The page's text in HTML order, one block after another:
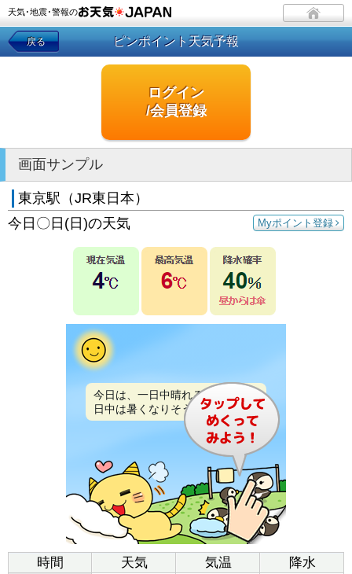
天気･地震･警報の
戻る ピンポイント天気予報
ログイン
/会員登録
画面サンプル
東京駅（JR東日本）
Myポイント登録
今日〇日(日)の天気
今日は、一日中晴れるでしょう。
日中は暑くなりそうです。
時間 天気 気温
降水